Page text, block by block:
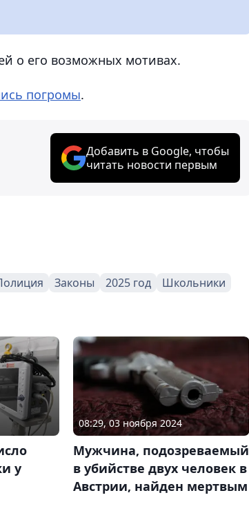
о его возможных мотивах.
погромы.
Добавить в Google, чтобы
читать новости первым
Законы 2025 год Школьники
у
08:29, 03 ноября 2024
Мужчина, подозреваемый
в убийстве двух человек в
Австрии, найден мертвым